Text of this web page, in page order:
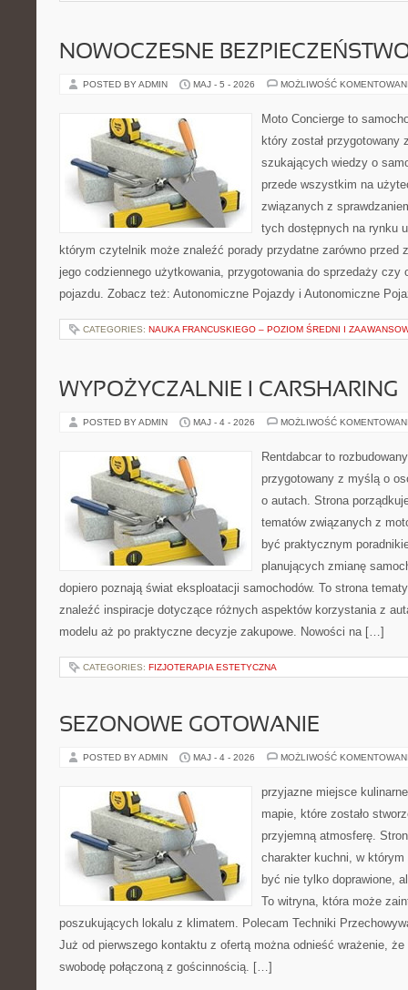
NOWOCZESNE
POSTED BY ADMIN MAJ - 5 - 2026 MOŻLIWOŚĆ
Moto Concierge to
który został przygotowany
szukających wiedzy o
przede wszystkim na
związanych z
tych dostępnych na rynku
którym czytelnik może znaleźć porady przydatne zarówno przed
jego codziennego użytkowania, przygotowania do sprzedaży czy
pojazdu. Zobacz też: Autonomiczne Pojazdy i Autonomiczne
CATEGORIES: NAUKA FRANCUSKIEGO – POZIOM ŚREDNI I
WYPOŻYCZALNIE I CARSHARING
POSTED BY ADMIN MAJ - 4 - 2026 MOŻLIWOŚĆ
Rentdabcar to
przygotowany z myślą o
o autach. Strona
tematów związanych z
być praktycznym
planujących zmianę
dopiero poznają świat eksploatacji samochodów. To strona
znaleźć inspiracje dotyczące różnych aspektów korzystania z
modelu aż po praktyczne decyzje zakupowe. Nowości na […]
CATEGORIES: FIZJOTERAPIA ESTETYCZNA
SEZONOWE GOTOWANIE
POSTED BY ADMIN MAJ - 4 - 2026 MOŻLIWOŚĆ
przyjazne miejsce
mapie, które zostało
przyjemną atmosferę.
charakter kuchni, w
być nie tylko doprawione,
To witryna, która może
poszukujących lokalu z klimatem. Polecam Techniki
Już od pierwszego kontaktu z ofertą można odnieść wrażenie,
swobodę połączoną z gościnnością. […]